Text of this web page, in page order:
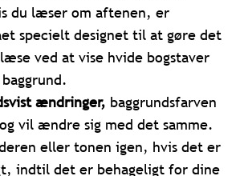
du læser om aftenen, er
specielt designet til at gøre det
ved at vise hvide bogstaver
ændringer, baggrundsfarven
vil ændre sig med det samme.
eller tonen igen, hvis det er
indtil det er behageligt for dine